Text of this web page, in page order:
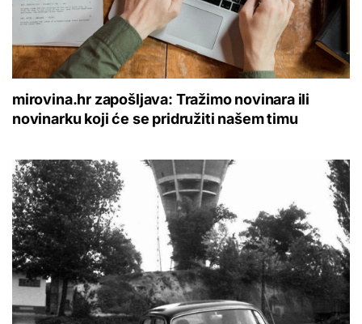
mirovina.hr zapošljava: Tražimo novinara ili
novinarku koji će se pridružiti našem timu